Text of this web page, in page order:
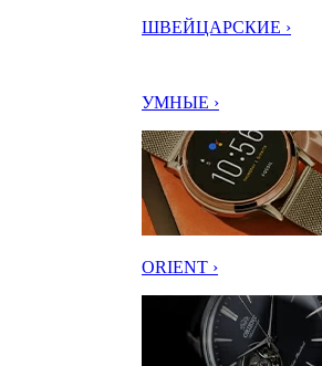
ШВЕЙЦАРСКИЕ ›
УМНЫЕ ›
ORIENT ›